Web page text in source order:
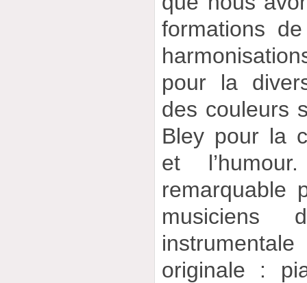
formations
pour la
des couleurs
Bley pour la
et
remarquable
musiciens
originale :